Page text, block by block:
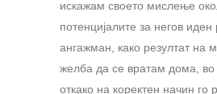
искажам своето мислење
потенцијалите за негов иден
ангажман, како резултат на
желба да се вратам дома, во
откако на коректен начин го